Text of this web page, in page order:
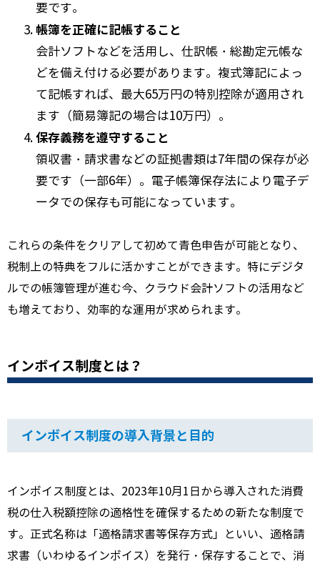
要です。
帳簿を正確に記帳すること
会計ソフトなどを活用し、仕訳帳・総勘定元帳な
どを備え付ける必要があります。複式簿記によっ
て記帳すれば、最大65万円の特別控除が適用され
ます（簡易簿記の場合は10万円）。
保存義務を遵守すること
領収書・請求書などの証拠書類は7年間の保存が必
要です（一部6年）。電子帳簿保存法により電子デ
ータでの保存も可能になっています。
これらの条件をクリアして初めて青色申告が可能となり、
税制上の特典をフルに活かすことができます。特にデジタ
ルでの帳簿管理が進む今、クラウド会計ソフトの活用など
も増えており、効率的な運用が求められます。
インボイス制度とは？
インボイス制度の導入背景と目的
インボイス制度とは、2023年10月1日から導入された消費
税の仕入税額控除の適格性を確保するための新たな制度で
す。正式名称は「適格請求書等保存方式」といい、適格請
求書（いわゆるインボイス）を発行・保存することで、消